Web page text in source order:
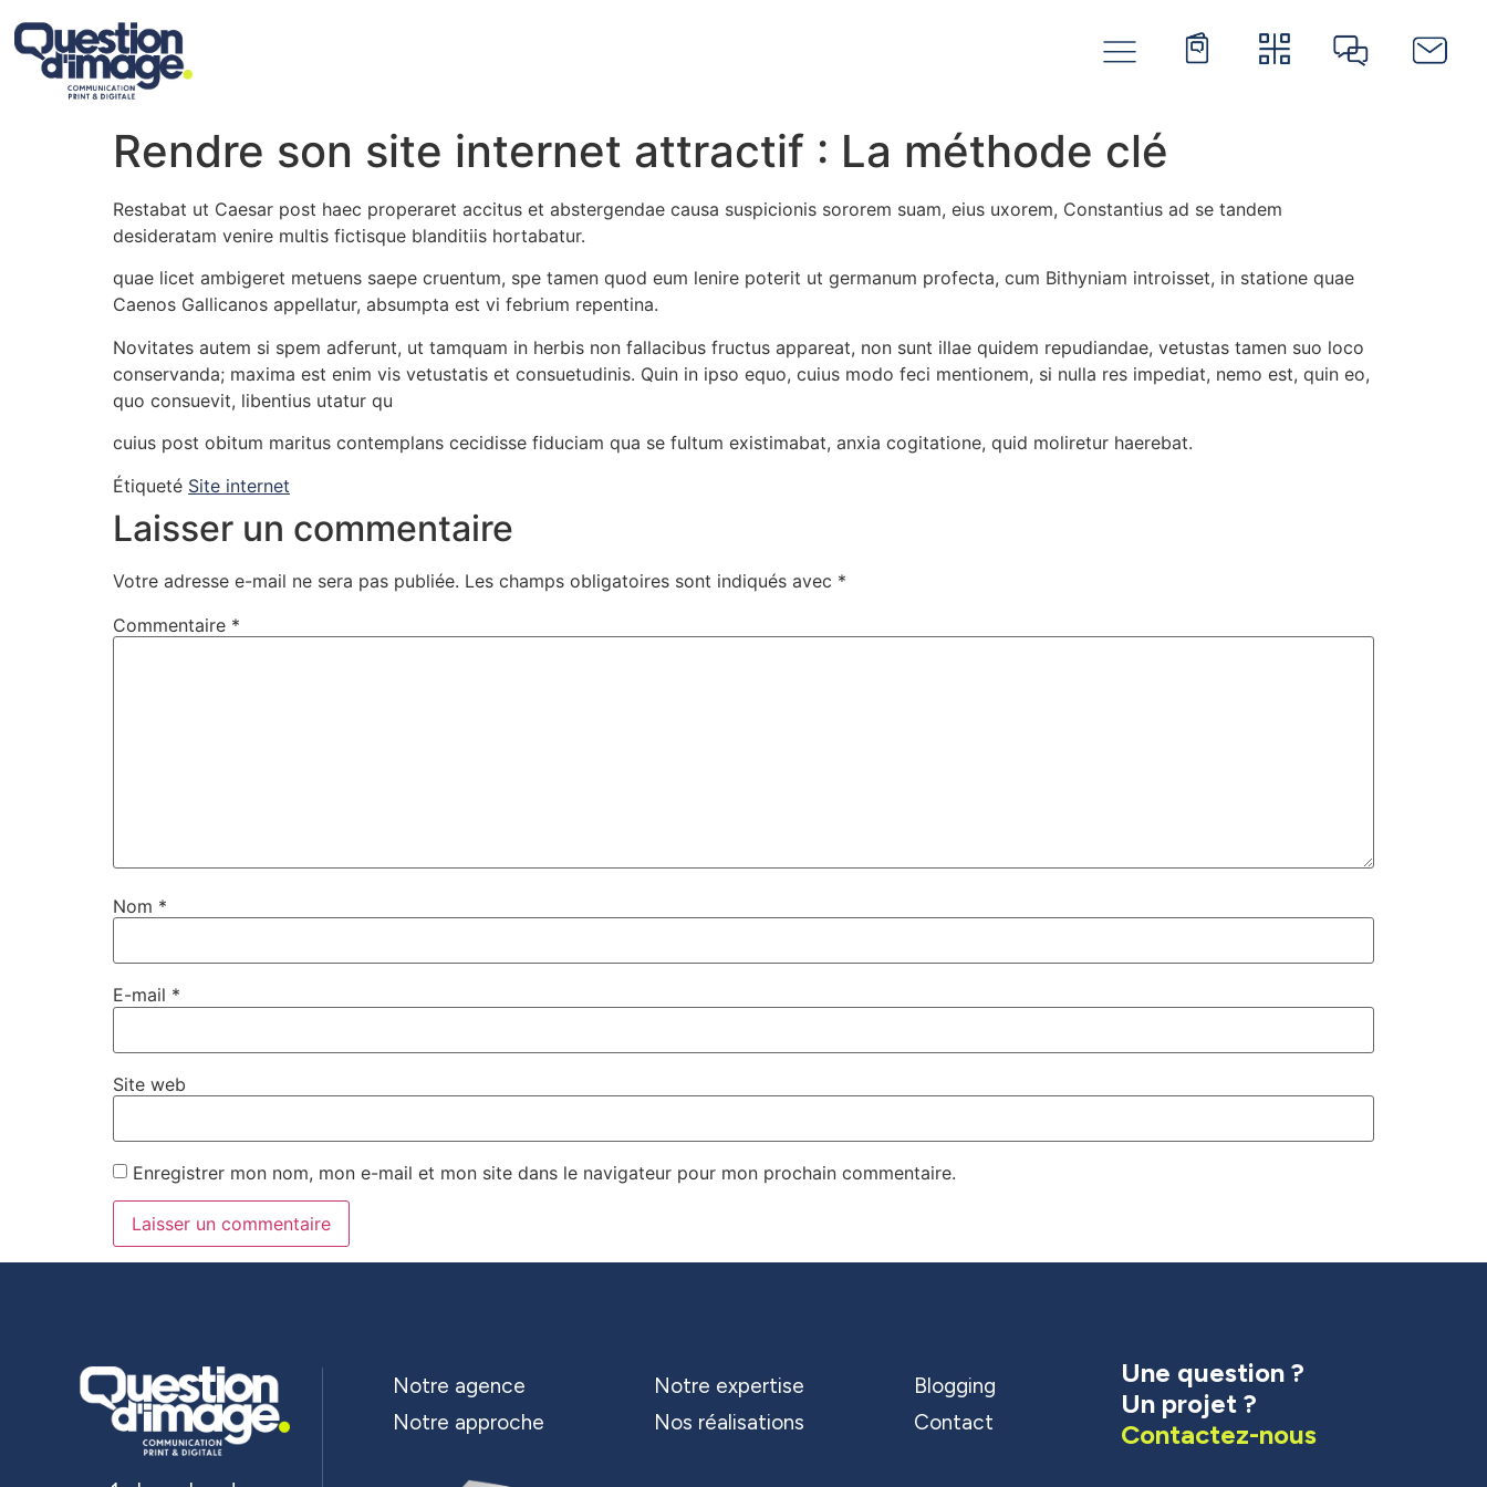
Rendre son site internet attractif : La méthode clé
Restabat ut Caesar post haec properaret accitus et abstergendae causa suspicionis sororem suam, eius uxorem, Constantius ad se tandem
desideratam venire multis fictisque blanditiis hortabatur.
quae licet ambigeret metuens saepe cruentum, spe tamen quod eum lenire poterit ut germanum profecta, cum Bithyniam introisset, in statione quae
Caenos Gallicanos appellatur, absumpta est vi febrium repentina.
Novitates autem si spem adferunt, ut tamquam in herbis non fallacibus fructus appareat, non sunt illae quidem repudiandae, vetustas tamen suo loco
conservanda; maxima est enim vis vetustatis et consuetudinis. Quin in ipso equo, cuius modo feci mentionem, si nulla res impediat, nemo est, quin eo,
quo consuevit, libentius utatur qu
cuius post obitum maritus contemplans cecidisse fiduciam qua se fultum existimabat, anxia cogitatione, quid moliretur haerebat.
Étiqueté Site internet
Laisser un commentaire
Votre adresse e-mail ne sera pas publiée. Les champs obligatoires sont indiqués avec *
Commentaire *
Nom *
E-mail *
Site web
Enregistrer mon nom, mon e-mail et mon site dans le navigateur pour mon prochain commentaire.
Notre agence
Notre approche
Notre expertise
Nos réalisations
Blogging
Contact
Une question ?
Un projet ?
Contactez-nous